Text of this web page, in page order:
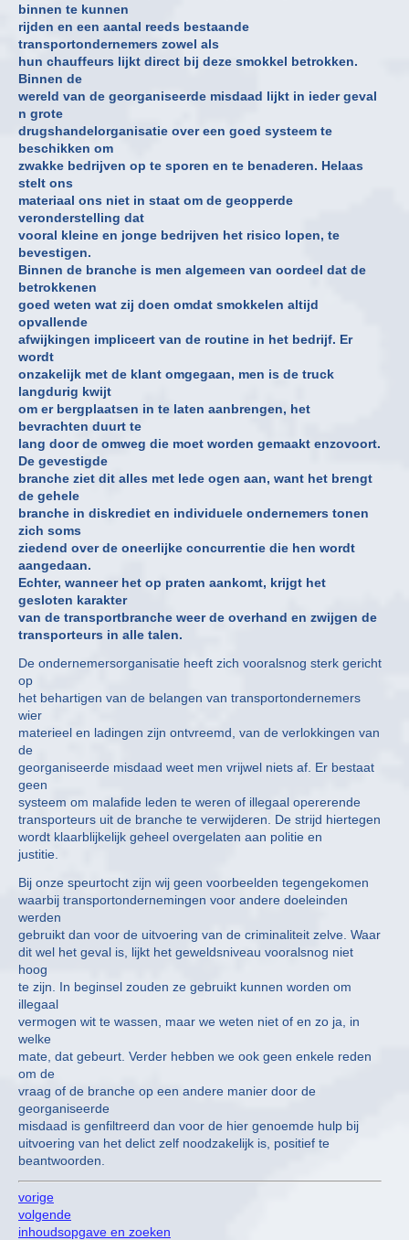
binnen te kunnen
rijden en een aantal reeds bestaande
transportondernemers zowel als
hun chauffeurs lijkt direct bij deze smokkel betrokken.
Binnen de
wereld van de georganiseerde misdaad lijkt in ieder geval
n grote
drugshandelorganisatie over een goed systeem te
beschikken om
zwakke bedrijven op te sporen en te benaderen. Helaas
stelt ons
materiaal ons niet in staat om de geopperde
veronderstelling dat
vooral kleine en jonge bedrijven het risico lopen, te
bevestigen.
Binnen de branche is men algemeen van oordeel dat de
betrokkenen
goed weten wat zij doen omdat smokkelen altijd
opvallende
afwijkingen impliceert van de routine in het bedrijf. Er
wordt
onzakelijk met de klant omgegaan, men is de truck
langdurig kwijt
om er bergplaatsen in te laten aanbrengen, het
bevrachten duurt te
lang door de omweg die moet worden gemaakt enzovoort.
De gevestigde
branche ziet dit alles met lede ogen aan, want het brengt
de gehele
branche in diskrediet en individuele ondernemers tonen
zich soms
ziedend over de oneerlijke concurrentie die hen wordt
aangedaan.
Echter, wanneer het op praten aankomt, krijgt het
gesloten karakter
van de transportbranche weer de overhand en zwijgen de
transporteurs in alle talen.
De ondernemersorganisatie heeft zich vooralsnog sterk gericht
op
het behartigen van de belangen van transportondernemers
wier
materieel en ladingen zijn ontvreemd, van de verlokkingen van
de
georganiseerde misdaad weet men vrijwel niets af. Er bestaat
geen
systeem om malafide leden te weren of illegaal opererende
transporteurs uit de branche te verwijderen. De strijd hiertegen
wordt klaarblijkelijk geheel overgelaten aan politie en
justitie.
Bij onze speurtocht zijn wij geen voorbeelden tegengekomen
waarbij transportondernemingen voor andere doeleinden
werden
gebruikt dan voor de uitvoering van de criminaliteit zelve. Waar
dit wel het geval is, lijkt het geweldsniveau vooralsnog niet
hoog
te zijn. In beginsel zouden ze gebruikt kunnen worden om
illegaal
vermogen wit te wassen, maar we weten niet of en zo ja, in
welke
mate, dat gebeurt. Verder hebben we ook geen enkele reden
om de
vraag of de branche op een andere manier door de
georganiseerde
misdaad is genfiltreerd dan voor de hier genoemde hulp bij
uitvoering van het delict zelf noodzakelijk is, positief te
beantwoorden.
vorige
volgende
inhoudsopgave en zoeken